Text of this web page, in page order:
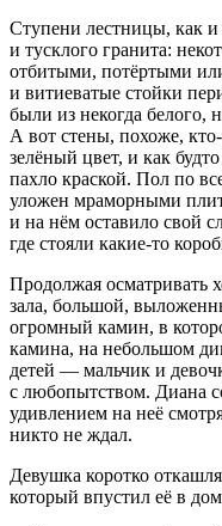
Ступени лестницы, как и
и тусклого гранита:
отбитыми, потёртыми
и витиеватые стойки
были из некогда белого,
А вот стены, похоже,
зелёный цвет, и как
пахло краской. Пол по
уложен мраморными
и на нём оставило свой
где стояли какие-то
Продолжая осматривать
зала, большой,
огромный камин, в
камина, на небольшом
детей — мальчик и
с любопытством. Диана
удивлением на неё
никто не ждал.
Девушка коротко
который впустил её в